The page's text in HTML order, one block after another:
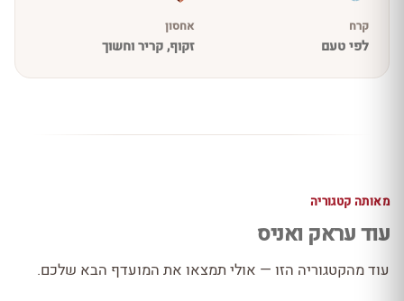
קרח
לפי טעם
אחסון
זקוף, קריר וחשוך
מאותה קטגוריה
עוד עראק ואניס
עוד מהקטגוריה הזו — אולי תמצאו את המועדף הבא שלכם.